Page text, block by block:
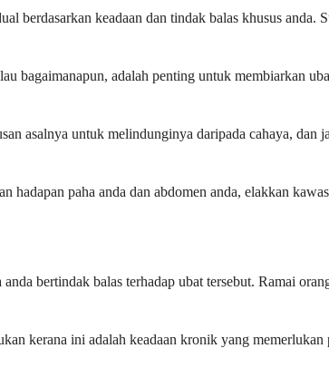
keadaan dan tindak balas khusus anda.
bagaimanapun, adalah penting untuk membiarkan
asalnya untuk melindunginya daripada cahaya, dan
paha anda dan abdomen anda, elakkan
bertindak balas terhadap ubat tersebut. Ramai
kerana ini adalah keadaan kronik yang